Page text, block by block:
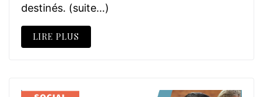
destinés. (suite…)
LIRE PLUS